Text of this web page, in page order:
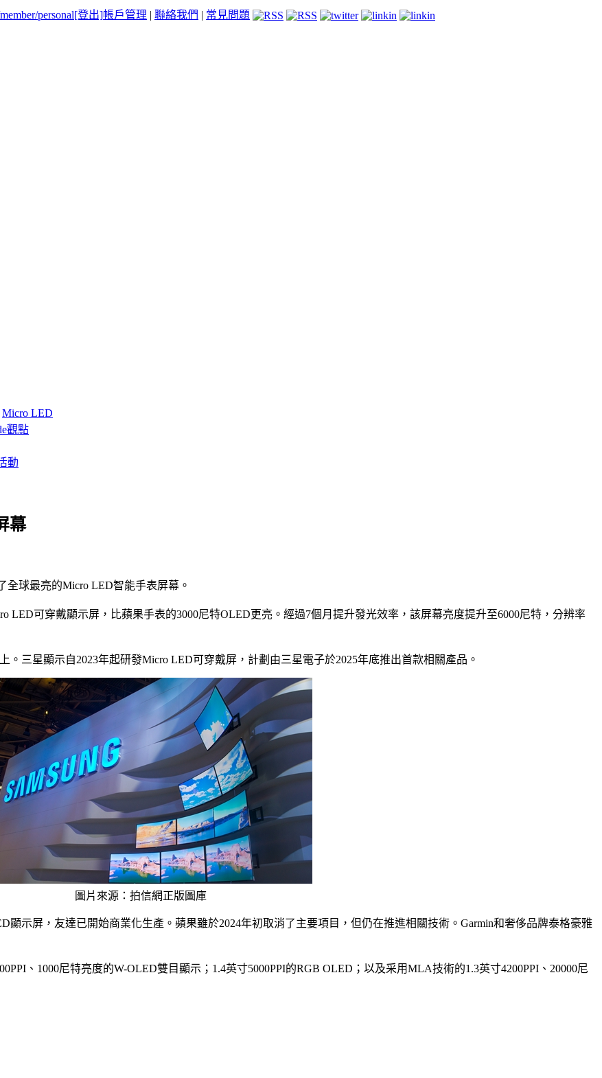
personal[登出]帳戶管理 | 聯絡我們 | 常見問題
Micro LED
觀點
動
幕
全球最亮的Micro LED智能手表屏幕。
LED可穿戴顯示屏，比蘋果手表的3000尼特OLED更亮。經過7個月提升發光效率，該屏幕亮度提升至6000尼特，分辨率
三星顯示自2023年起研發Micro LED可穿戴屏，計劃由三星電子於2025年底推出首款相關產品。
圖片來源：拍信網正版圖庫
示屏，友達已開始商業化生產。蘋果雖於2024年初取消了主要項目，但仍在推進相關技術。Garmin和奢侈品牌泰格豪雅
、1000尼特亮度的W-OLED雙目顯示；1.4英寸5000PPI的RGB OLED；以及采用MLA技術的1.3英寸4200PPI、20000尼